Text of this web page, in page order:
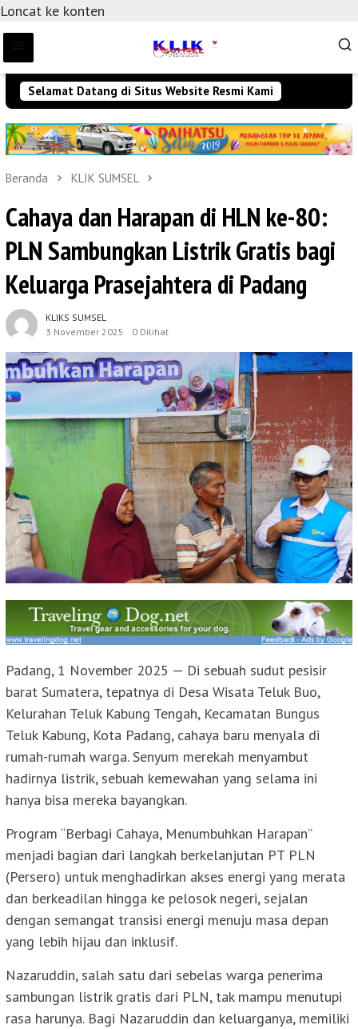
Loncat ke konten
Selamat Datang di Situs Website Resmi Kami
Beranda KLIK SUMSEL
Cahaya dan Harapan di HLN ke-80:
PLN Sambungkan Listrik Gratis bagi
Keluarga Prasejahtera di Padang
KLIKS SUMSEL
3 November 2025
0 Dilihat
Padang, 1 November 2025 — Di sebuah sudut pesisir
barat Sumatera, tepatnya di Desa Wisata Teluk Buo,
Kelurahan Teluk Kabung Tengah, Kecamatan Bungus
Teluk Kabung, Kota Padang, cahaya baru menyala di
rumah-rumah warga. Senyum merekah menyambut
hadirnya listrik, sebuah kemewahan yang selama ini
hanya bisa mereka bayangkan.
Program “Berbagi Cahaya, Menumbuhkan Harapan”
menjadi bagian dari langkah berkelanjutan PT PLN
(Persero) untuk menghadirkan akses energi yang merata
dan berkeadilan hingga ke pelosok negeri, sejalan
dengan semangat transisi energi menuju masa depan
yang lebih hijau dan inklusif.
Nazaruddin, salah satu dari sebelas warga penerima
sambungan listrik gratis dari PLN, tak mampu menutupi
rasa harunya. Bagi Nazaruddin dan keluarganya, memiliki